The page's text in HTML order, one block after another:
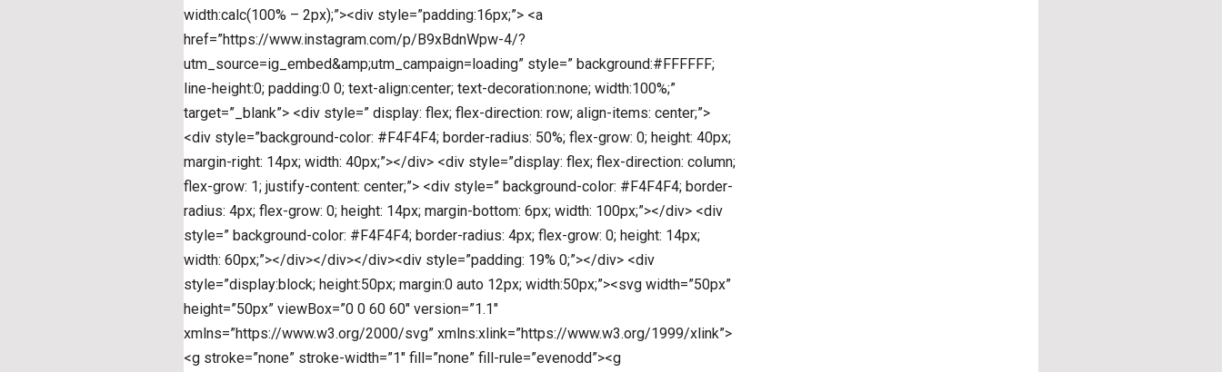
width:calc(100% – 2px);”><div style=”padding:16px;”> <a
href=”https://www.instagram.com/p/B9xBdnWpw-4/?
utm_source=ig_embed&amp;utm_campaign=loading” style=” background:#FFFFFF;
line-height:0; padding:0 0; text-align:center; text-decoration:none; width:100%;”
target=”_blank”> <div style=” display: flex; flex-direction: row; align-items: center;”>
<div style=”background-color: #F4F4F4; border-radius: 50%; flex-grow: 0; height: 40px;
margin-right: 14px; width: 40px;”></div> <div style=”display: flex; flex-direction: column;
flex-grow: 1; justify-content: center;”> <div style=” background-color: #F4F4F4; border-
radius: 4px; flex-grow: 0; height: 14px; margin-bottom: 6px; width: 100px;”></div> <div
style=” background-color: #F4F4F4; border-radius: 4px; flex-grow: 0; height: 14px;
width: 60px;”></div></div></div><div style=”padding: 19% 0;”></div> <div
style=”display:block; height:50px; margin:0 auto 12px; width:50px;”><svg width=”50px”
height=”50px” viewBox=”0 0 60 60″ version=”1.1″
xmlns=”https://www.w3.org/2000/svg” xmlns:xlink=”https://www.w3.org/1999/xlink”>
<g stroke=”none” stroke-width=”1″ fill=”none” fill-rule=”evenodd”><g